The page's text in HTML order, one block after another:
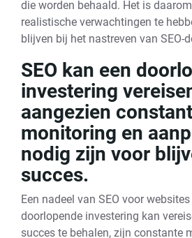
die worden behaald. Het is
realistische verwachtingen te
blijven bij het nastreven van SEO-
SEO kan een
investering
aangezien
monitoring en
nodig zijn voor
succes.
Een nadeel van SEO voor
doorlopende investering kan
succes te behalen, zijn constante